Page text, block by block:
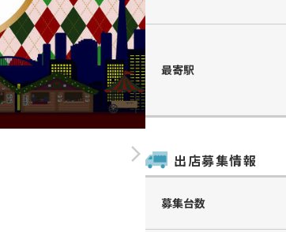
arrow_forward_ios
最寄駅
出店募集情報
募集台数